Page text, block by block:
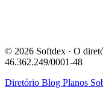
© 2026 Softdex · O
46.362.249/0001-48
Diretório Blog Planos